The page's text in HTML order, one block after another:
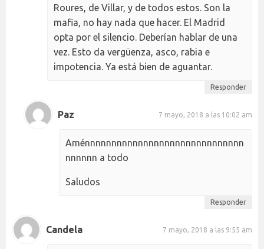
Roures, de Villar, y de todos estos. Son la
mafia, no hay nada que hacer. El Madrid
opta por el silencio. Deberían hablar de una
vez. Esto da vergüenza, asco, rabia e
impotencia. Ya está bien de aguantar.
Responder
Paz 7 mayo, 2018 a las 10:02 am
Aménnnnnnnnnnnnnnnnnnnnnnnnnnnnnn
nnnnnn a todo
Saludos
Responder
Candela 7 mayo, 2018 a las 9:55 am